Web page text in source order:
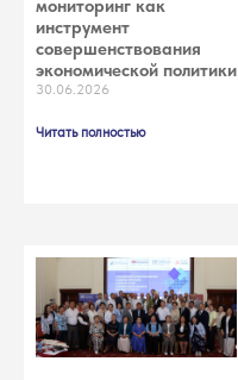
мониторинг как
инструмент
совершенствования
экономической политики
30.06.2026
Читать полностью